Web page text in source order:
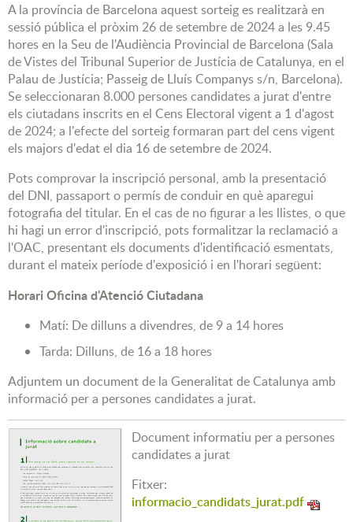
A la província de Barcelona aquest sorteig es realitzarà en
sessió pública el pròxim 26 de setembre de 2024 a les 9.45
hores en la Seu de l'Audiència Provincial de Barcelona (Sala
de Vistes del Tribunal Superior de Justícia de Catalunya, en el
Palau de Justícia; Passeig de Lluís Companys s/n, Barcelona).
Se seleccionaran 8.000 persones candidates a jurat d'entre
els ciutadans inscrits en el Cens Electoral vigent a 1 d'agost
de 2024; a l'efecte del sorteig formaran part del cens vigent
els majors d'edat el dia 16 de setembre de 2024.
Pots comprovar la inscripció personal, amb la presentació
del DNI, passaport o permís de conduir en què aparegui
fotografia del titular. En el cas de no figurar a les llistes, o que
hi hagi un error d'inscripció, pots formalitzar la reclamació a
l'OAC, presentant els documents d'identificació esmentats,
durant el mateix període d'exposició i en l'horari següent:
Horari Oficina d'Atenció Ciutadana
Matí: De dilluns a divendres, de 9 a 14 hores
Tarda: Dilluns, de 16 a 18 hores
Adjuntem un document de la Generalitat de Catalunya amb
informació per a persones candidates a jurat.
Document informatiu per a persones
candidates a jurat
Fitxer:
informacio_candidats_jurat.pdf